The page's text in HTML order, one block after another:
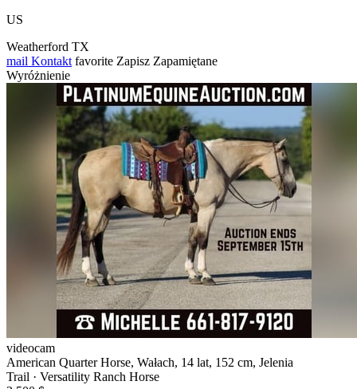
US
Weatherford TX
mail Kontakt favorite Zapisz Zapamiętane
Wyróżnienie
videocam
American Quarter Horse, Wałach, 14 lat, 152 cm, Jelenia
Trail · Versatility Ranch Horse